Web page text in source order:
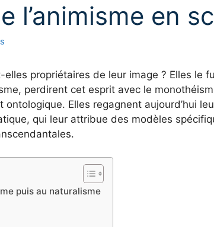
l’animisme en
elles propriétaires de leur image ? Elles le
perdirent cet esprit avec le
Elles regagnent aujourd’hui
qui leur attribue des modèles
puis au naturalisme